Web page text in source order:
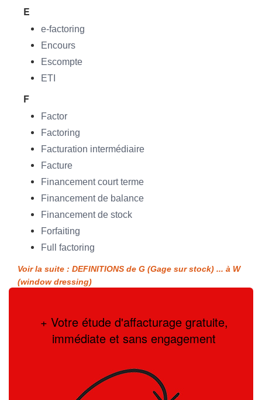
E
e-factoring
Encours
Escompte
ETI
F
Factor
Factoring
Facturation intermédiaire
Facture
Financement court terme
Financement de balance
Financement de stock
Forfaiting
Full factoring
Voir la suite : DEFINITIONS de G (Gage sur stock) ... à W
(window dressing)
+ Votre étude d'affacturage gratuite,
immédiate et sans engagement